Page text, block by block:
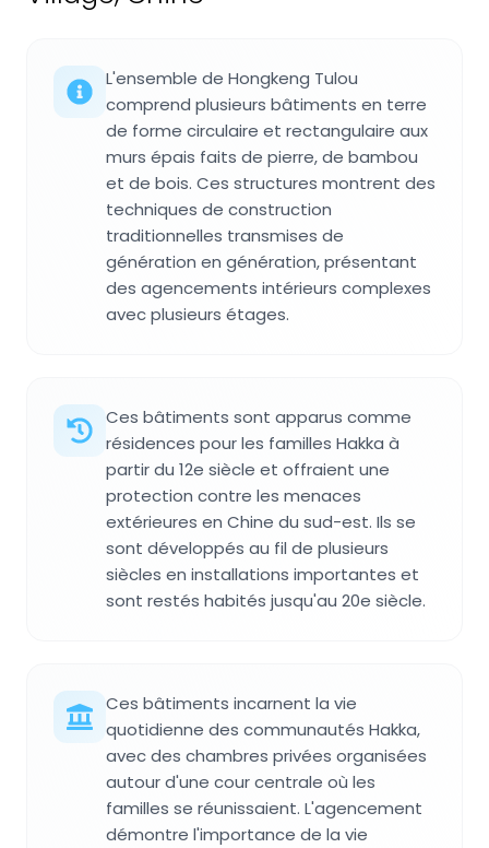
L'ensemble de Hongkeng Tulou
comprend plusieurs bâtiments en terre
de forme circulaire et rectangulaire aux
murs épais faits de pierre, de bambou
et de bois. Ces structures montrent des
techniques de construction
traditionnelles transmises de
génération en génération, présentant
des agencements intérieurs complexes
avec plusieurs étages.
Ces bâtiments sont apparus comme
résidences pour les familles Hakka à
partir du 12e siècle et offraient une
protection contre les menaces
extérieures en Chine du sud-est. Ils se
sont développés au fil de plusieurs
siècles en installations importantes et
sont restés habités jusqu'au 20e siècle.
Ces bâtiments incarnent la vie
quotidienne des communautés Hakka,
avec des chambres privées organisées
autour d'une cour centrale où les
familles se réunissaient. L'agencement
démontre l'importance de la vie